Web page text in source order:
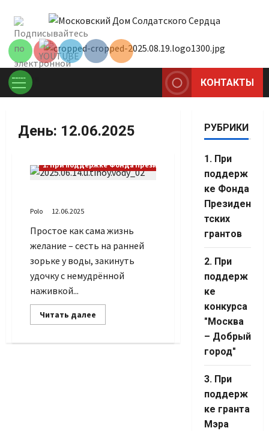
содержимому
Основное
КОНТАКТЫ
День: 12.06.2025
1. При поддержке Фонда Президентских грантов
Polo 12.06.2025
Простое как сама жизнь
желание – сесть на ранней
зорьке у воды, закинуть
удочку с немудрённой
наживкой...
Читать далее
больше
тихой
РУБРИКИ
1. При
поддерж
ке Фонда
Президен
тских
грантов
2. При
поддерж
ке
конкурса
"Москва
– Добрый
город"
3. При
поддерж
ке гранта
Мэра
Set Youtube
Channel ID
Set Youtube
Channel ID